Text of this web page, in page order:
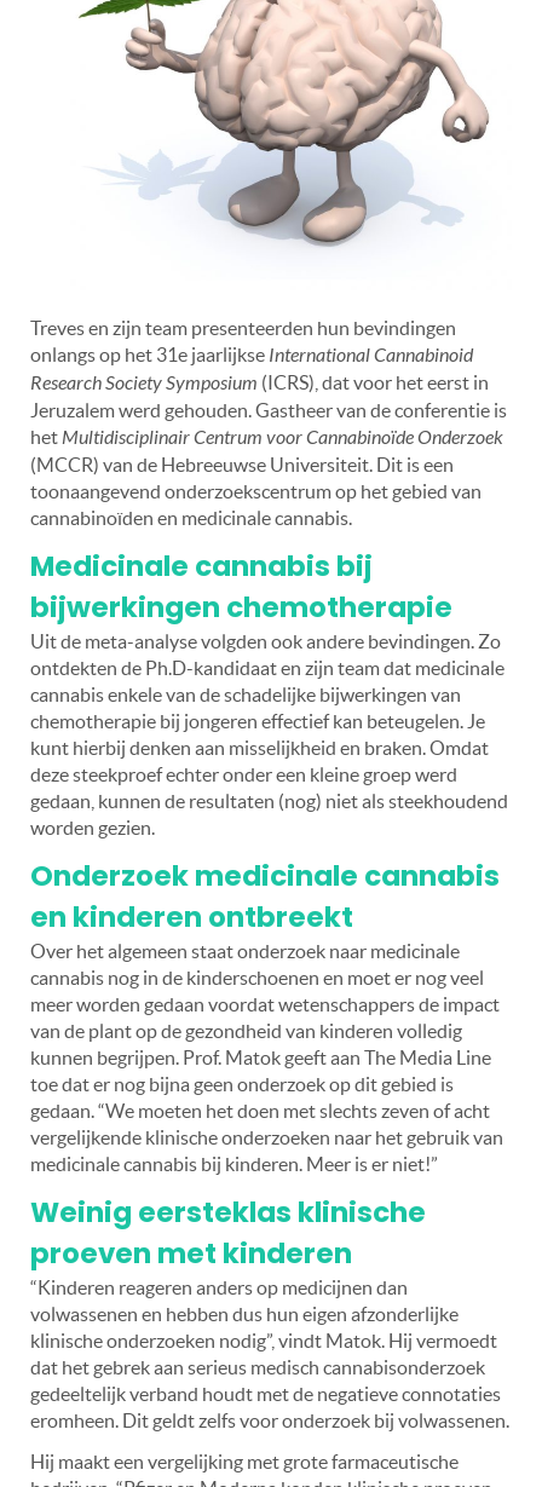
Treves en zijn team presenteerden hun bevindingen
onlangs op het 31e jaarlijkse International Cannabinoid
Research Society Symposium (ICRS), dat voor het eerst in
Jeruzalem werd gehouden. Gastheer van de conferentie is
hetMultidisciplinair Centrum voor Cannabinoïde Onderzoek
(MCCR) van de Hebreeuwse Universiteit. Dit is een
toonaangevend onderzoekscentrum op het gebied van
cannabinoïden en medicinale cannabis.
Medicinale cannabis bij
bijwerkingen chemotherapie
Uit de meta-analyse volgden ook andere bevindingen. Zo
ontdekten de Ph.D-kandidaat en zijn team dat medicinale
cannabis enkele van de schadelijke bijwerkingen van
chemotherapie bij jongeren effectief kan beteugelen. Je
kunt hierbij denken aan misselijkheid en braken. Omdat
deze steekproef echter onder een kleine groep werd
gedaan, kunnen de resultaten (nog) niet als steekhoudend
worden gezien.
Onderzoek medicinale cannabis
en kinderen ontbreekt
Over het algemeen staat onderzoek naar medicinale
cannabis nog in de kinderschoenen en moet er nog veel
meer worden gedaan voordat wetenschappers de impact
van de plant op de gezondheid van kinderen volledig
kunnen begrijpen. Prof. Matok geeft aan The Media Line
toe dat er nog bijna geen onderzoek op dit gebied is
gedaan. “We moeten het doen met slechts zeven of acht
vergelijkende klinische onderzoeken naar het gebruik van
medicinale cannabis bij kinderen. Meer is er niet!”
Weinig eersteklas klinische
proeven met kinderen
“Kinderen reageren anders op medicijnen dan
volwassenen en hebben dus hun eigen afzonderlijke
klinische onderzoeken nodig”, vindt Matok. Hij vermoedt
dat het gebrek aan serieus medisch cannabisonderzoek
gedeeltelijk verband houdt met de negatieve connotaties
eromheen. Dit geldt zelfs voor onderzoek bij volwassenen.
Hij maakt een vergelijking met grote farmaceutische